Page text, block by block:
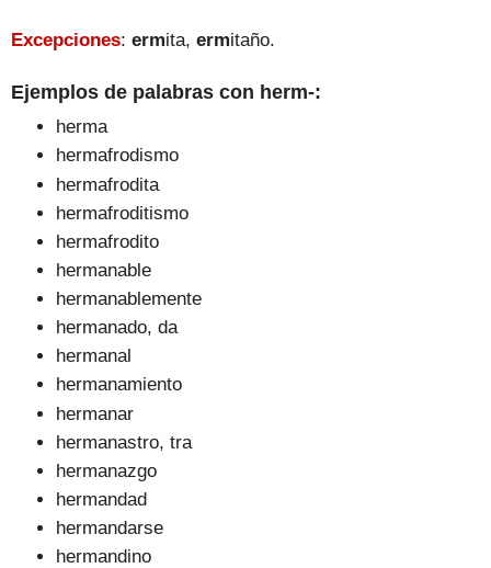
Excepciones: ermita, ermitaño.
Ejemplos de palabras con herm-:
herma
hermafrodismo
hermafrodita
hermafroditismo
hermafrodito
hermanable
hermanablemente
hermanado, da
hermanal
hermanamiento
hermanar
hermanastro, tra
hermanazgo
hermandad
hermandarse
hermandino